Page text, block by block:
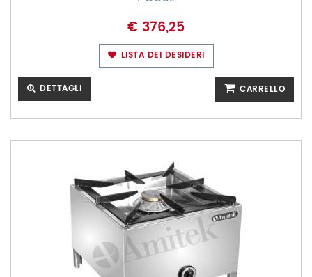
€ 376,25
LISTA DEI DESIDERI
DETTAGLI CARRELLO